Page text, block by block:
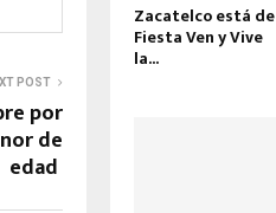
POST
por
de
edad
Zacatelco está de
Fiesta Ven y Vive
la...